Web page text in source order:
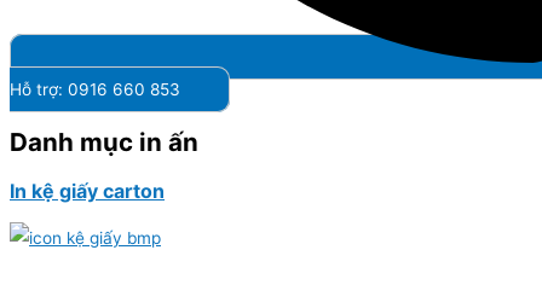
Hỗ trợ: 0916 660 853
Danh mục in ấn
In kệ giấy carton